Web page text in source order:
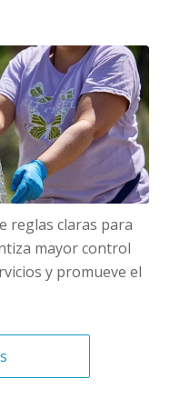
reglas claras para
mayor control
y promueve el